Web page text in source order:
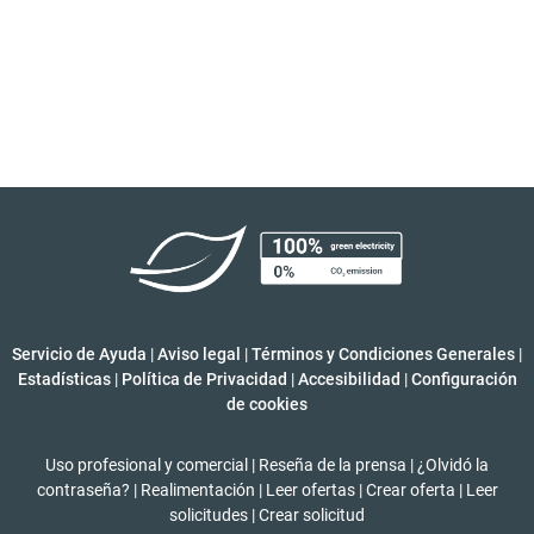
Servicio de Ayuda |Aviso legal |Términos y Condiciones Generales |
Estadísticas | Política de Privacidad | Accesibilidad | Configuración
de cookies
Uso profesional y comercial | Reseña de la prensa | ¿Olvidó la
contraseña? | Realimentación | Leer ofertas | Crear oferta | Leer
solicitudes |Crear solicitud